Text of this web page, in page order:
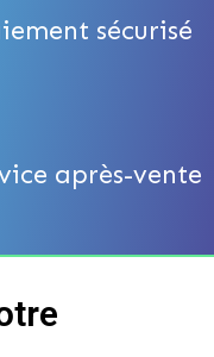
sécurisé
après-vente